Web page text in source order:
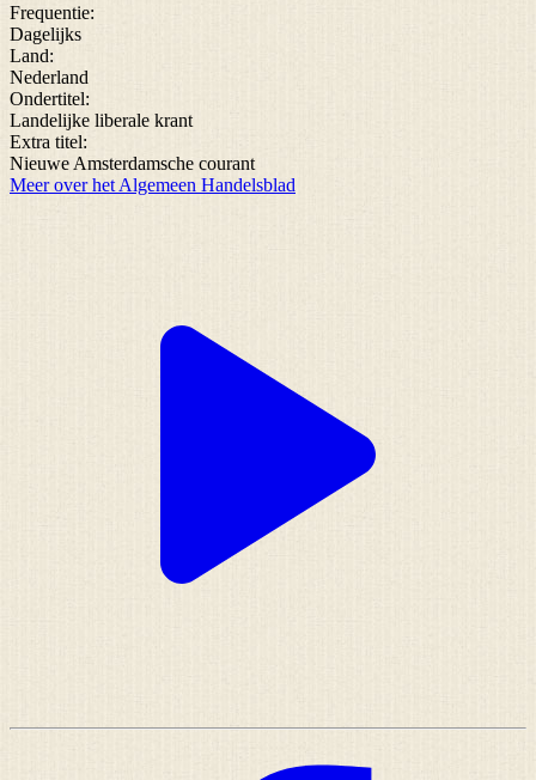
Frequentie:
Dagelijks
Land:
Nederland
Ondertitel:
Landelijke liberale krant
Extra titel:
Nieuwe Amsterdamsche courant
Meer over het Algemeen Handelsblad